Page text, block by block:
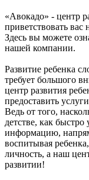
«Авокадо» - центр
приветствовать вас
Здесь вы можете
нашей компании.
Развитие ребенка
требует большого
центр развития
предоставить
Ведь от того,
детстве, как
информацию,
воспитывая
личность, а наш
развитии!